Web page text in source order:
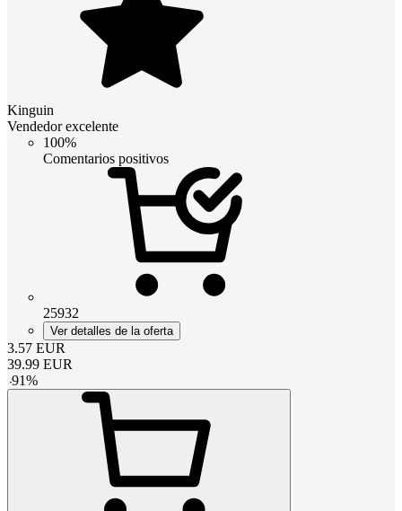
Kinguin
Vendedor excelente
100%
Comentarios positivos
25932
Ver detalles de la oferta
3.57 EUR
39.99 EUR
-91%